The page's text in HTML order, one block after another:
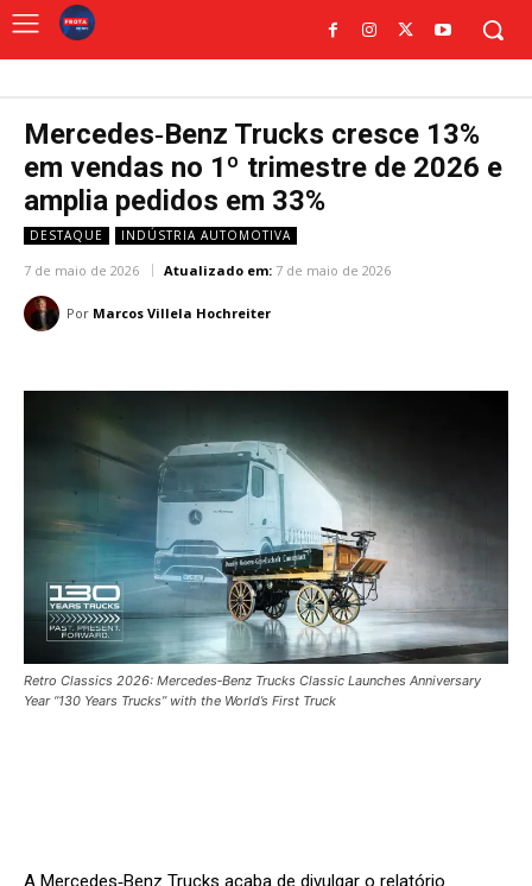
Mercedes‑Benz Trucks cresce 13%
em vendas no 1º trimestre de 2026 e
amplia pedidos em 33%
DESTAQUE INDÚSTRIA AUTOMOTIVA
7 de maio de 2026 Atualizado em: 7 de maio de 2026
Por Marcos Villela Hochreiter
Retro Classics 2026: Mercedes‑Benz Trucks Classic Launches Anniversary
Year “130 Years Trucks” with the World’s First Truck
A Mercedes‑Benz Trucks acaba de divulgar o relatório